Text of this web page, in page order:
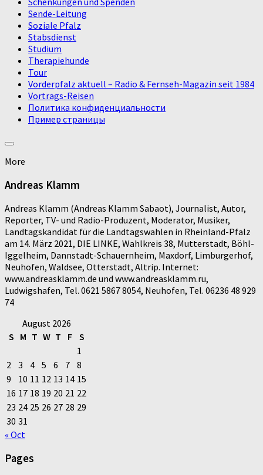
Sende-Leitung
Soziale Pfalz
Stabsdienst
Studium
Therapiehunde
Tour
Vorderpfalz aktuell – Radio & Fernseh-Magazin seit 1984
Vortrags-Reisen
Политика конфиденциальности
Пример страницы
More
Andreas Klamm
Andreas Klamm (Andreas Klamm Sabaot), Journalist, Autor,
Reporter, TV- und Radio-Produzent, Moderator, Musiker,
Landtagskandidat für die Landtagswahlen in Rheinland-Pfalz
am 14. März 2021, DIE LINKE, Wahlkreis 38, Mutterstadt, Böhl-
Iggelheim, Dannstadt-Schauernheim, Maxdorf, Limburgerhof,
Neuhofen, Waldsee, Otterstadt, Altrip. Internet:
www.andreasklamm.de und www.andreasklamm.ru,
Ludwigshafen, Tel. 0621 5867 8054, Neuhofen, Tel. 06236 48 929
74
August 2026
S M T W T F S
1
2 3 4 5 6 7 8
9
10 11 12 13 14 15
16 17 18 19 20 21 22
23 24 25 26 27 28 29
30 31
« Oct
Pages